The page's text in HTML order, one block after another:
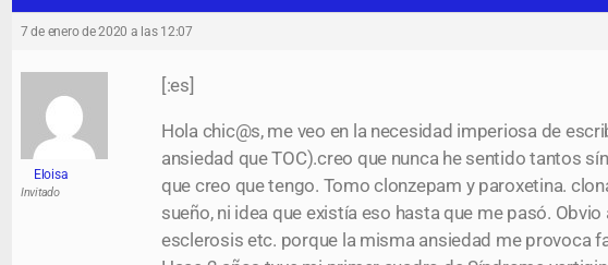
7 de enero de 2020 a las 12:07
Eloisa
Invitado
[:es]
Hola chic@s, me veo en la necesidad imperiosa de
ansiedad que TOC).creo que nunca he sentido tantos
que creo que tengo. Tomo clonzepam y paroxetina.
sueño, ni idea que existía eso hasta que me pasó.
esclerosis etc. porque la misma ansiedad me provoca